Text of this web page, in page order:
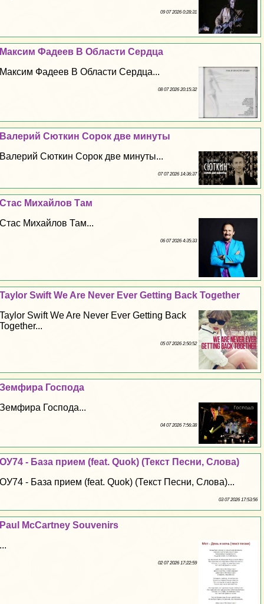
09 07 2026 0:28:31
Максим Фадеев В Области Сердца
Максим Фадеев В Области Сердца...
08 07 2026 20:15:32
Валерий Сюткин Сорок две минуты
Валерий Сюткин Сорок две минуты...
07 07 2026 14:36:37
Стас Михайлов Там
Стас Михайлов Там...
06 07 2026 4:35:33
Taylor Swift We Are Never Ever Getting Back Together
Taylor Swift We Are Never Ever Getting Back
Together...
05 07 2026 2:50:52
Земфира Господа
Земфира Господа...
04 07 2026 7:56:38
ОУ74 - База прием (feat. Quok) (Текст Песни, Слова)
ОУ74 - База прием (feat. Quok) (Текст Песни, Слова)...
03 07 2026 17:53:56
Paul McCartney Souvenirs
...
02 07 2026 17:22:59